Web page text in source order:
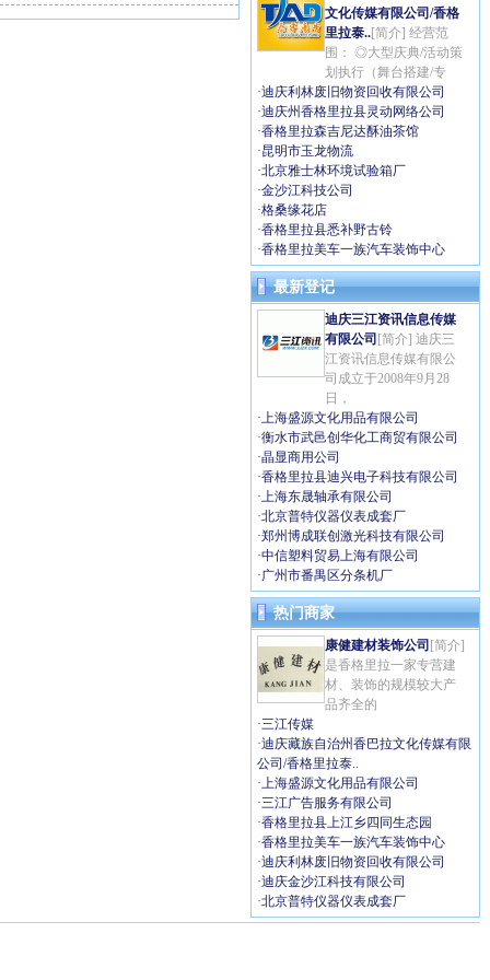
文化传媒有限公司/香格
里拉泰..[简介] 经营范
围： ◎大型庆典/活动策
划执行（舞台搭建/专
·迪庆利林废旧物资回收有限公司
·迪庆州香格里拉县灵动网络公司
·香格里拉森吉尼达酥油茶馆
·昆明市玉龙物流
·北京雅士林环境试验箱厂
·金沙江科技公司
·格桑缘花店
·香格里拉县悉补野古铃
·香格里拉美车一族汽车装饰中心
最新登记
迪庆三江资讯信息传媒
有限公司 [简介] 迪庆三
江资讯信息传媒有限公
司成立于2008年9月28
日，
·上海盛源文化用品有限公司
·衡水市武邑创华化工商贸有限公司
·晶显商用公司
·香格里拉县迪兴电子科技有限公司
·上海东晟轴承有限公司
·北京普特仪器仪表成套厂
·郑州博成联创激光科技有限公司
·中信塑料贸易上海有限公司
·广州市番禺区分条机厂
热门商家
康健建材装饰公司 [简介]
是香格里拉一家专营建
材、装饰的规模较大产
品齐全的
·三江传媒
·迪庆藏族自治州香巴拉文化传媒有限
公司/香格里拉泰..
·上海盛源文化用品有限公司
·三江广告服务有限公司
·香格里拉县上江乡四同生态园
·香格里拉美车一族汽车装饰中心
·迪庆利林废旧物资回收有限公司
·迪庆金沙江科技有限公司
·北京普特仪器仪表成套厂